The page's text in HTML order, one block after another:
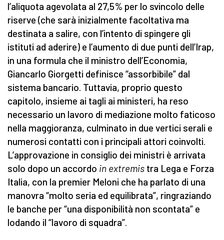
l’aliquota agevolata al 27,5% per lo svincolo delle
riserve (che sarà inizialmente facoltativa ma
destinata a salire, con l’intento di spingere gli
istituti ad aderire) e l’aumento di due punti dell’Irap,
in una formula che il ministro dell’Economia,
Giancarlo Giorgetti definisce “assorbibile” dal
sistema bancario. Tuttavia, proprio questo
capitolo, insieme ai tagli ai ministeri, ha reso
necessario un lavoro di mediazione molto faticoso
nella maggioranza, culminato in due vertici serali e
numerosi contatti con i principali attori coinvolti.
L’approvazione in consiglio dei ministri è arrivata
solo dopo un accordo in extremis tra Lega e Forza
Italia, con la premier Meloni che ha parlato di una
manovra “molto seria ed equilibrata”, ringraziando
le banche per “una disponibilità non scontata” e
lodando il “lavoro di squadra”.